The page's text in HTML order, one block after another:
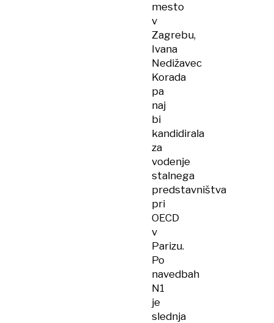
mesto
v
Zagrebu,
Ivana
Nedižavec
Korada
pa
naj
bi
kandidirala
za
vodenje
stalnega
predstavništva
pri
OECD
v
Parizu.
Po
navedbah
N1
je
slednja